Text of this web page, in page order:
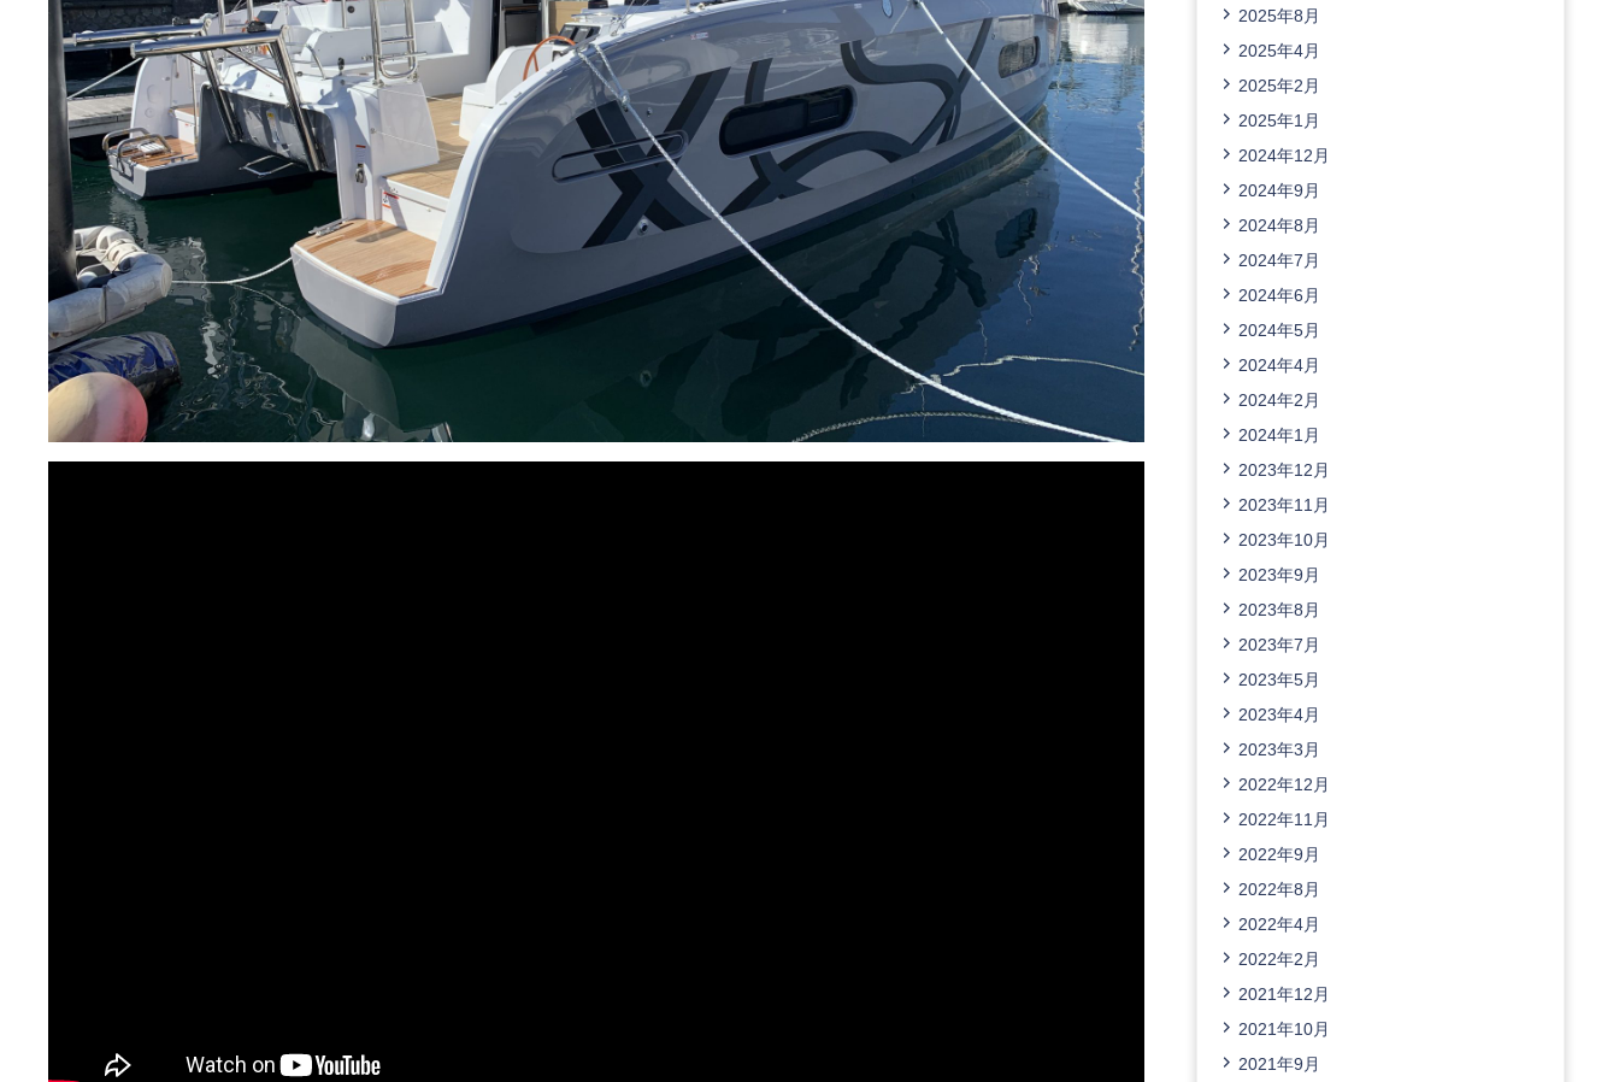
2025年8月
2025年4月
2025年2月
2025年1月
2024年12月
2024年9月
2024年8月
2024年7月
2024年6月
2024年5月
2024年4月
2024年2月
2024年1月
2023年12月
2023年11月
2023年10月
2023年9月
2023年8月
2023年7月
2023年5月
2023年4月
2023年3月
2022年12月
2022年11月
2022年9月
2022年8月
2022年4月
2022年2月
2021年12月
2021年10月
2021年9月